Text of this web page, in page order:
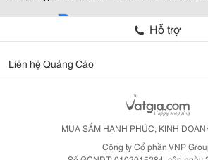
Hỗ trợ
Liên hệ Quảng Cáo
MUA SẮM HẠNH PHÚC, KINH
Công ty Cổ phần VNP